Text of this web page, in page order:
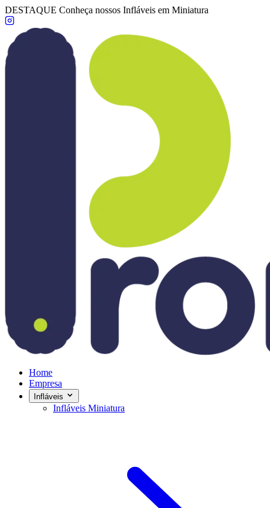
DESTAQUE Conheça nossos Infláveis em Miniatura
Home
Empresa
Infláveis
Infláveis Miniatura